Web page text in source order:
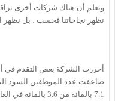
ونعلم أن هناك شركات أخرى
نظهر نجاحاتنا فحسب ، بل نظهر
أحرزت الشركة بعض التقدم في
ضاعفت عدد الموظفين السود
7.1 بالمائة من 3.6